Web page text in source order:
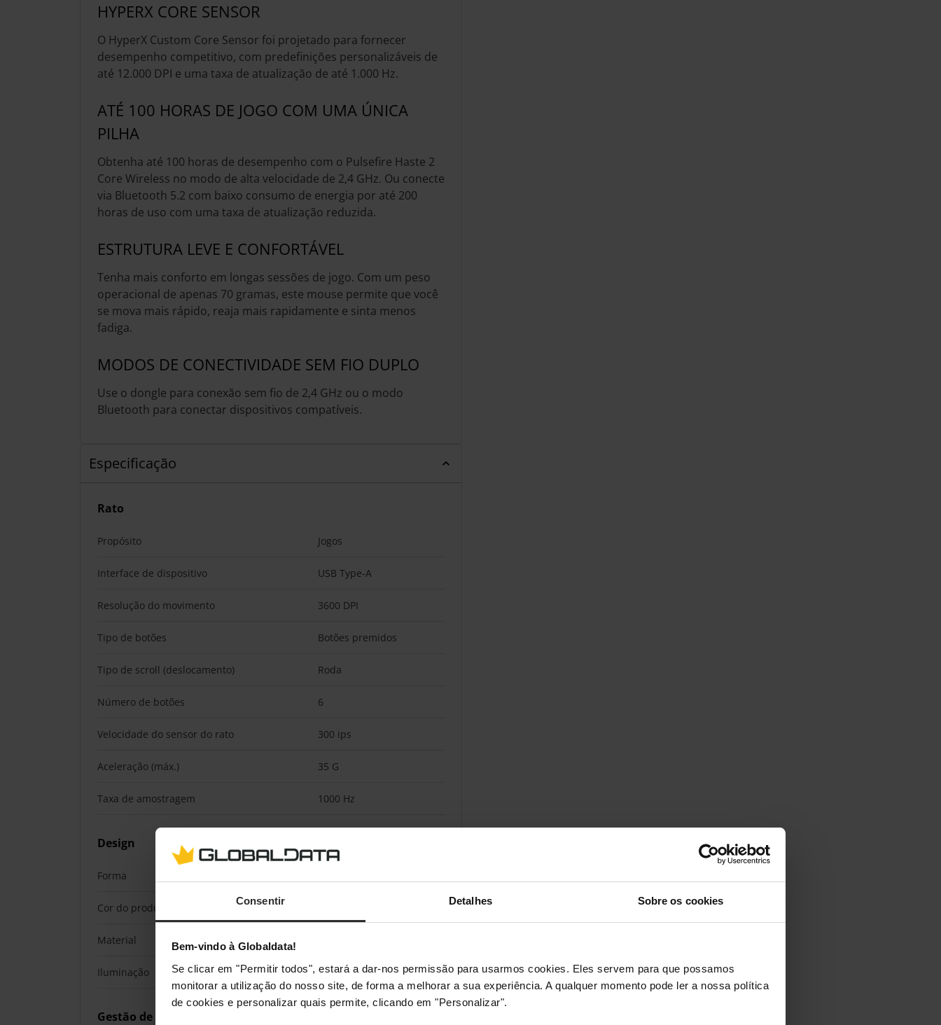
Consentir Detalhes Sobre os cookies
Bem-vindo à Globaldata!
Se clicar em "Permitir todos", estará a dar-nos permissão para usarmos cookies. Eles servem para que possamos
monitorar a utilização do nosso site, de forma a melhorar a sua experiência. A qualquer momento pode ler a nossa política
de cookies e personalizar quais permite, clicando em "Personalizar".
HYPERX CORE SENSOR
O HyperX Custom Core Sensor foi projetado para fornecer
desempenho competitivo, com predefinições personalizáveis de
até 12.000 DPI e uma taxa de atualização de até 1.000 Hz.
ATÉ 100 HORAS DE JOGO COM UMA ÚNICA
PILHA
Obtenha até 100 horas de desempenho com o Pulsefire Haste 2
Core Wireless no modo de alta velocidade de 2,4 GHz. Ou conecte
via Bluetooth 5.2 com baixo consumo de energia por até 200
horas de uso com uma taxa de atualização reduzida.
ESTRUTURA LEVE E CONFORTÁVEL
Tenha mais conforto em longas sessões de jogo. Com um peso
operacional de apenas 70 gramas, este mouse permite que você
se mova mais rápido, reaja mais rapidamente e sinta menos
fadiga.
MODOS DE CONECTIVIDADE SEM FIO DUPLO
Use o dongle para conexão sem fio de 2,4 GHz ou o modo
Bluetooth para conectar dispositivos compatíveis.
Especificação
Rato
Propósito Jogos
Interface de dispositivo USB Type-A
Resolução do movimento 3600 DPI
Tipo de botões Botões premidos
Tipo de scroll (deslocamento) Roda
Número de botões 6
Velocidade do sensor do rato 300 ips
Aceleração (máx.) 35 G
Taxa de amostragem 1000 Hz
Design
Forma
Cor do produto
Material
Iluminação Sim
Gestão de energia